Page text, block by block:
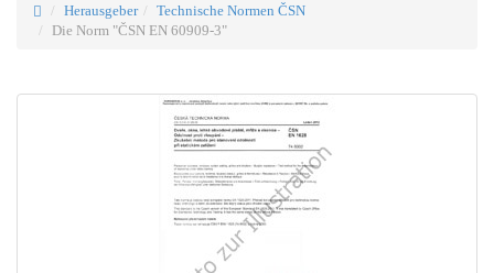
Herausgeber
Technische Normen ČSN
Die Norm "ČSN EN 60909-3"